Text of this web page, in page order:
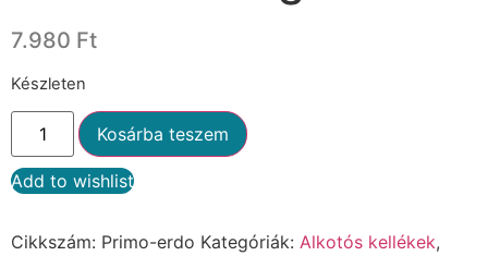
7.980 Ft
Készleten
Kosárba teszem
Add to wishlist
Cikkszám: Primo-erdo Kategóriák: Alkotós kellékek,